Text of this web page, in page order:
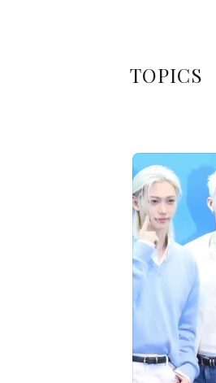
TOPICS